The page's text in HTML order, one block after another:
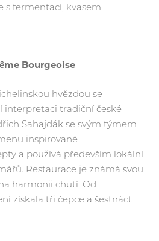
s fermentací, kvasem
Bourgeoise
hvězdou se
interpretaci tradiční české
Sahajdák se svým týmem
inspirované
a používá především lokální
Restaurace je známá svou
harmonii chutí. Od
získala tři čepce a šestnáct